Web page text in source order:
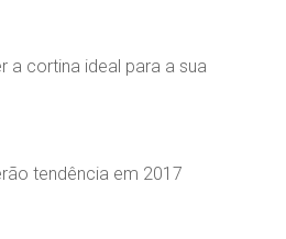
a cortina ideal para a sua
tendência em 2017